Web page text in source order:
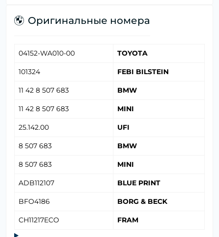
Оригинальные номера
04152-WA010-00 TOYOTA
101324 FEBI BILSTEIN
11 42 8 507 683 BMW
11 42 8 507 683 MINI
25.142.00 UFI
8 507 683 BMW
8 507 683 MINI
ADB112107 BLUE PRINT
BFO4186 BORG & BECK
CH11217ECO FRAM